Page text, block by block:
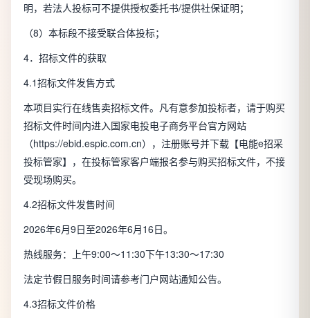
明，若法人投标可不提供授权委托书/提供社保证明；
（8）本标段不接受联合体投标；
4．招标文件的获取
4.1招标文件发售方式
本项目实行在线售卖招标文件。凡有意参加投标者，请于购买
招标文件时间内进入国家电投电子商务平台官方网站
（https://ebid.espic.com.cn），注册账号并下载【电能e招采
投标管家】，在投标管家客户端报名参与购买招标文件，不接
受现场购买。
4.2招标文件发售时间
2026年6月9日至2026年6月16日。
热线服务：上午9:00～11:30下午13:30～17:30
法定节假日服务时间请参考门户网站通知公告。
4.3招标文件价格